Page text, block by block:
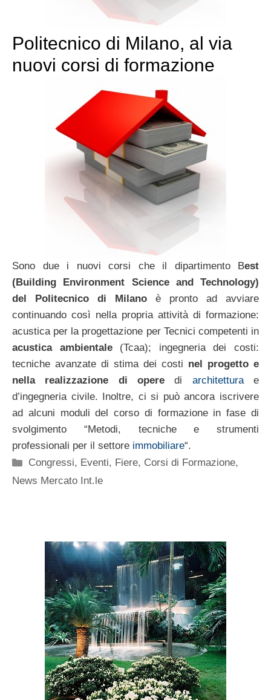
Politecnico di Milano, al via
nuovi corsi di formazione
Sono due i nuovi corsi che il dipartimento Best
(Building Environment Science and Technology)
del Politecnico di Milano è pronto ad avviare
continuando così nella propria attività di formazione:
acustica per la progettazione per Tecnici competenti in
acustica ambientale (Tcaa); ingegneria dei costi:
tecniche avanzate di stima dei costi nel progetto e
nella realizzazione di opere di architetturae
d’ingegneria civile. Inoltre, ci si può ancora iscrivere
ad alcuni moduli del corso di formazione in fase di
svolgimento “Metodi, tecniche e strumenti
professionali per il settore immobiliare“.
Categorie
Congressi, Eventi, Fiere, Corsi di Formazione,
News Mercato Int.le